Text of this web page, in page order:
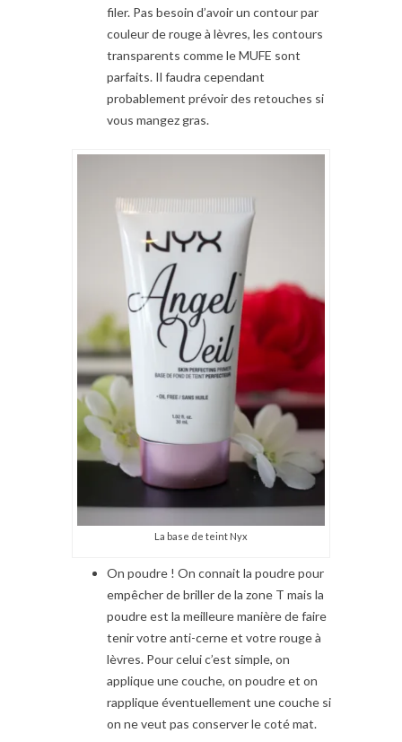
filer. Pas besoin d’avoir un contour par
couleur de rouge à lèvres, les contours
transparents comme le MUFE sont
parfaits. Il faudra cependant
probablement prévoir des retouches si
vous mangez gras.
La base de teint Nyx
On poudre ! On connait la poudre pour
empêcher de briller de la zone T mais la
poudre est la meilleure manière de faire
tenir votre anti-cerne et votre rouge à
lèvres. Pour celui c’est simple, on
applique une couche, on poudre et on
rapplique éventuellement une couche si
on ne veut pas conserver le coté mat.